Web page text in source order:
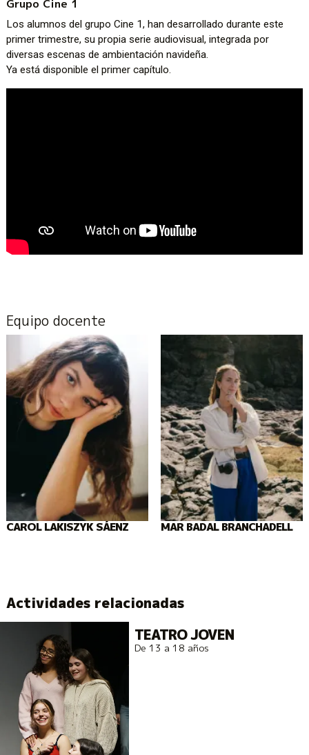
Grupo Cine 1
Los alumnos del grupo Cine 1, han desarrollado durante este
primer trimestre, su propia serie audiovisual, integrada por
diversas escenas de ambientación navideña.
Ya está disponible el primer capítulo.
Equipo docente
CAROL LAKISZYK SÁENZ MAR BADAL BRANCHADELL
Actividades relacionadas
TEATRO JOVEN
De 13 a 18 años